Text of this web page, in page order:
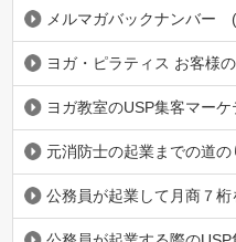
メルマガバックナンバー
ヨガ・ピラティス お客様
ヨガ教室のUSP集客マー
元消防士の起業までの道の
公務員が起業して月商７